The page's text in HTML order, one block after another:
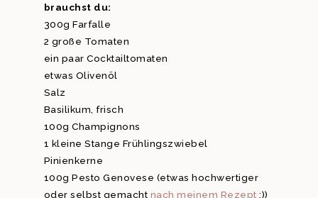
brauchst du:
300g Farfalle
2 große Tomaten
ein paar Cocktailtomaten
etwas Olivenöl
Salz
Basilikum, frisch
100g Champignons
1 kleine Stange Frühlingszwiebel
Pinienkerne
100g Pesto Genovese (etwas hochwertiger
oder selbst gemacht nach meinem Rezept :))